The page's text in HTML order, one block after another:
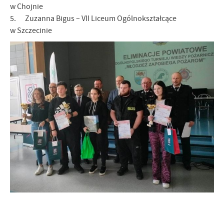
w Chojnie
5. Zuzanna Bigus – VII Liceum Ogólnokształcące
w Szczecinie